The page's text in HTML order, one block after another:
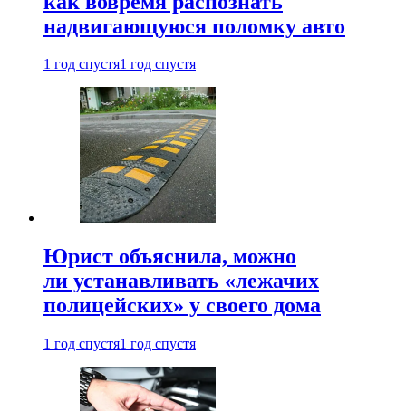
надвигающуюся поломку авто
1 год спустя1 год спустя
Юрист объяснила, можно
ли устанавливать «лежачих
полицейских» у своего дома
1 год спустя1 год спустя